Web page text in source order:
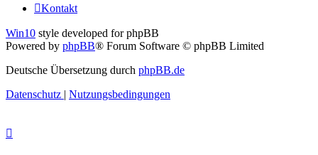
Kontakt
Win10 style developed for phpBB
Powered by phpBB® Forum Software © phpBB Limited
Deutsche Übersetzung durch phpBB.de
Datenschutz | Nutzungsbedingungen